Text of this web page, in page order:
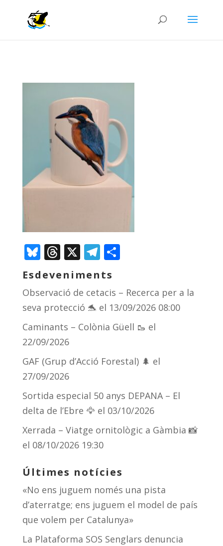
Bluesky
Threads
X Telegram
Comparteix
Esdeveniments
Observació de cetacis – Recerca per a la
seva protecció 🐬 el 13/09/2026 08:00
Caminants – Colònia Güell 🥾 el
22/09/2026
GAF (Grup d’Acció Forestal) 🌲 el
27/09/2026
Sortida especial 50 anys DEPANA – El
delta de l’Ebre 🦅 el 03/10/2026
Xerrada – Viatge ornitològic a Gàmbia 📸
el 08/10/2026 19:30
Últimes notícies
«No ens juguem només una pista
d’aterratge; ens juguem el model de país
que volem per Catalunya»
La Plataforma SOS Senglars denuncia